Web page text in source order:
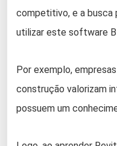
competitivo, e a busca
utilizar este software
Por exemplo,
construção valorizam
possuem um